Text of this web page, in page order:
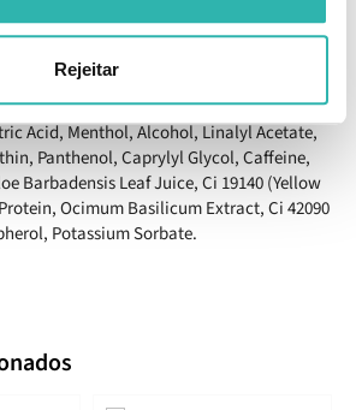
Rejeitar
Officinalis (Rosemary) Leaf Oil, Disodium
Polyquaternium-
Alpha-Glucan Oligosaccharide, Guar
Chloride, Pinene, Limonene, Acetyl
Acid, Menthol, Alcohol, Linalyl Acetate,
Panthenol, Caprylyl Glycol, Caffeine,
Barbadensis Leaf Juice, Ci 19140 (Yellow
Ocimum Basilicum Extract, Ci 42090
Potassium Sorbate.